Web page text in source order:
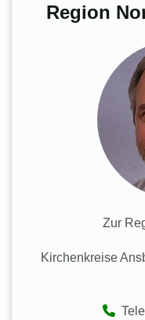
Region
Zur
Kirchenkreise